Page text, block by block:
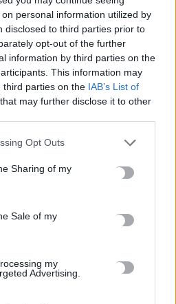
personal information utilized by
disclosed to third parties prior to
opt-out of the further
information by third parties on the
This information may
third parties on the IAB’s List of
that may further disclose it to other
Opt Outs
Sharing of my
Sale of my
my
Advertising.
Καμία ανοχή
παραβατικότητα
Υπουργός Προστασίας του Πολίτη, ο
τύπου με φόντο την
2025